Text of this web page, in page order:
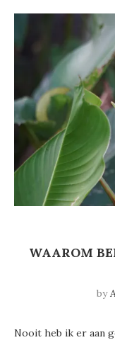
WAAROM
by
Nooit heb ik er aan